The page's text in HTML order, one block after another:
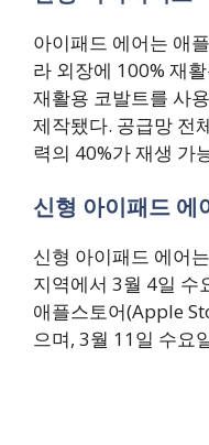
아이패드 에어는 애
라 외장에 100% 재
재활용 코발트를 사
제작됐다. 공급망 전
력의 40%가 재생 가
신형 아이패드 에
신형 아이패드 에어
지역에서 3월 4일 수
애플스토어(Apple
으며, 3월 11일 수요